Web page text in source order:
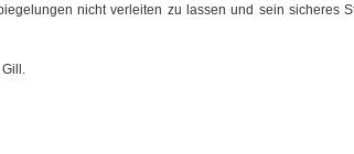
nicht verleiten zu lassen und sein sicheres